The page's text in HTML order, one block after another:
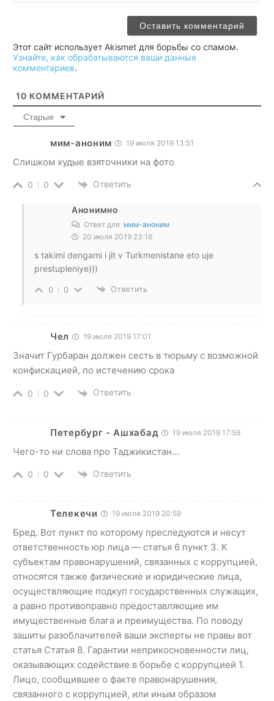
Этот сайт использует Akismet для борьбы со спамом.
Узнайте, как обрабатываются ваши данные
комментариев.
10 КОММЕНТАРИЙ
Старые
мим-аноним 19 июля 2019 13:51
Слишком худые взяточники на фото
0 0 Ответить
Анонимно
Ответ для мим-аноним
20 июля 2019 23:16
s takimi dengami i jit v Turkmenistane eto uje
prestupleniye)))
0 0 Ответить
Чел 19 июля 2019 17:01
Значит Гурбаран должен сесть в тюрьму с возможной
конфискацией, по истечению срока
0 0 Ответить
Петербург - Ашхабад 19 июля 2019 17:59
Чего-то ни слова про Таджикистан…
0 0 Ответить
Телекечи 19 июля 2019 20:59
Бред. Вот пункт по которому преследуются и несут
ответственность юр лица — статья 6 пункт 3. К
субъектам правонарушений, связанных с коррупцией,
относятся также физические и юридические лица,
осуществляющие подкуп государственных служащих,
а равно противоправно предоставляющие им
имущественные блага и преимущества. По поводу
зашиты разоблачителей ваши эксперты не правы вот
статья Статья 8. Гарантии неприкосновенности лиц,
оказывающих содействие в борьбе с коррупцией 1.
Лицо, сообщившее о факте правонарушения,
связанного с коррупцией, или иным образом